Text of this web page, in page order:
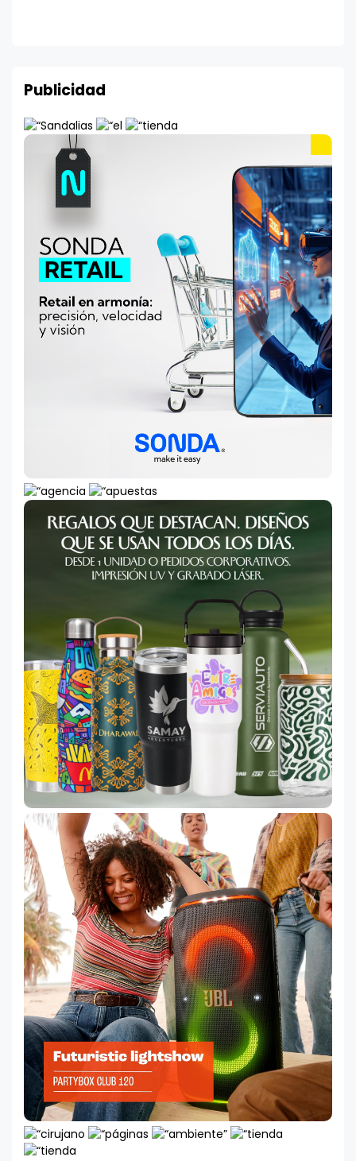
Publicidad